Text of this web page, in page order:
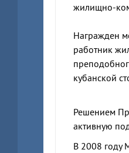
жилищно-
Награжден
работник
кубанской
Решением
активную
В 2008 году